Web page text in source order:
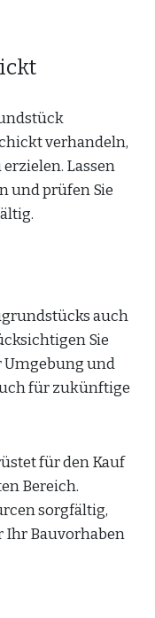
verhandeln,
Lassen
und prüfen Sie
auch
Sie
und
für zukünftige
für den Kauf
Bereich.
sorgfältig,
Ihr Bauvorhaben